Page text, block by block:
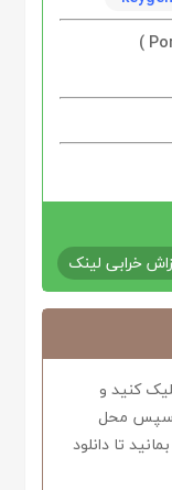
خرابی لینک
کنید و
سپس محل
تا دانلود